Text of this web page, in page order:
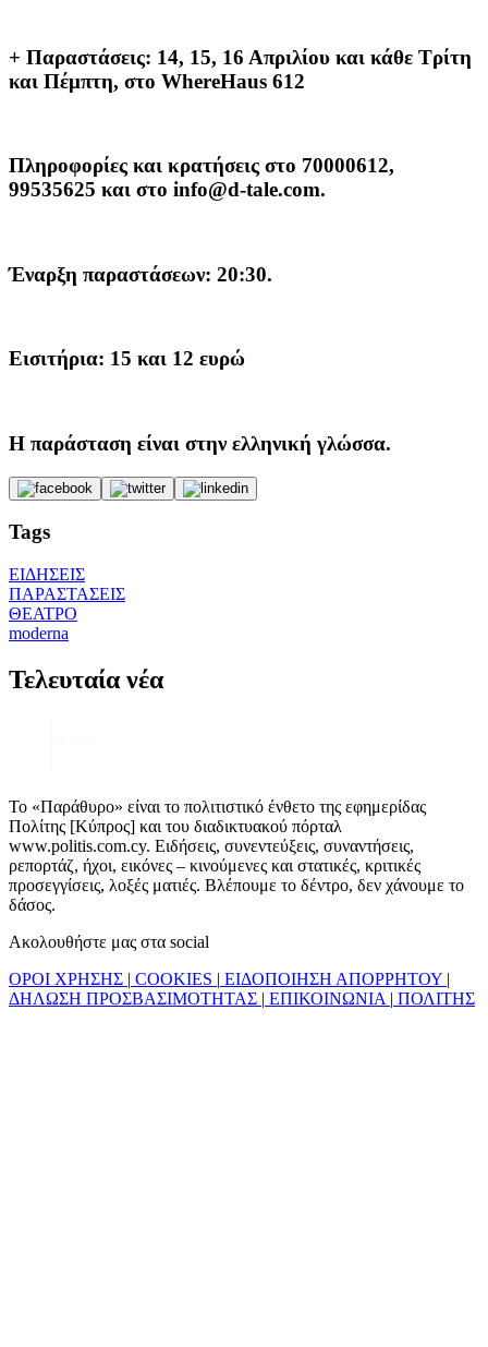
+ Παραστάσεις: 14, 15, 16 Απριλίου και κάθε Τρίτη
και Πέμπτη, στο WhereHaus 612
Πληροφορίες και κρατήσεις στο 70000612,
99535625 και στο info@d-tale.com.
Έναρξη παραστάσεων: 20:30.
Εισιτήρια: 15 και 12 ευρώ
Η παράσταση είναι στην ελληνική γλώσσα.
Tags
ΕΙΔΗΣΕΙΣ
ΠΑΡΑΣΤΑΣΕΙΣ
ΘΕΑΤΡΟ
moderna
Τελευταία νέα
Το «Παράθυρο» είναι το πολιτιστικό ένθετο της εφημερίδας
Πολίτης [Κύπρος] και του διαδικτυακού πόρταλ
www.politis.com.cy. Ειδήσεις, συνεντεύξεις, συναντήσεις,
ρεπορτάζ, ήχοι, εικόνες – κινούμενες και στατικές, κριτικές
προσεγγίσεις, λοξές ματιές. Βλέπουμε το δέντρο, δεν χάνουμε το
δάσος.
Ακολουθήστε μας στα social
ΟΡΟΙ ΧΡΗΣΗΣ | COOKIES | ΕΙΔΟΠΟΙΗΣΗ ΑΠΟΡΡΗΤΟΥ |
ΔΗΛΩΣΗ ΠΡΟΣΒΑΣΙΜΟΤΗΤΑΣ | ΕΠΙΚΟΙΝΩΝΙΑ | ΠΟΛΙΤΗΣ